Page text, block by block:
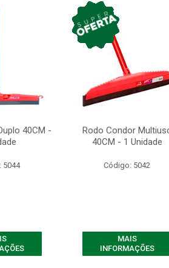
40CM -
5044
Rodo Condor
40CM - 1 Unidade
Código: 5042
MAIS
INFORMAÇÕES